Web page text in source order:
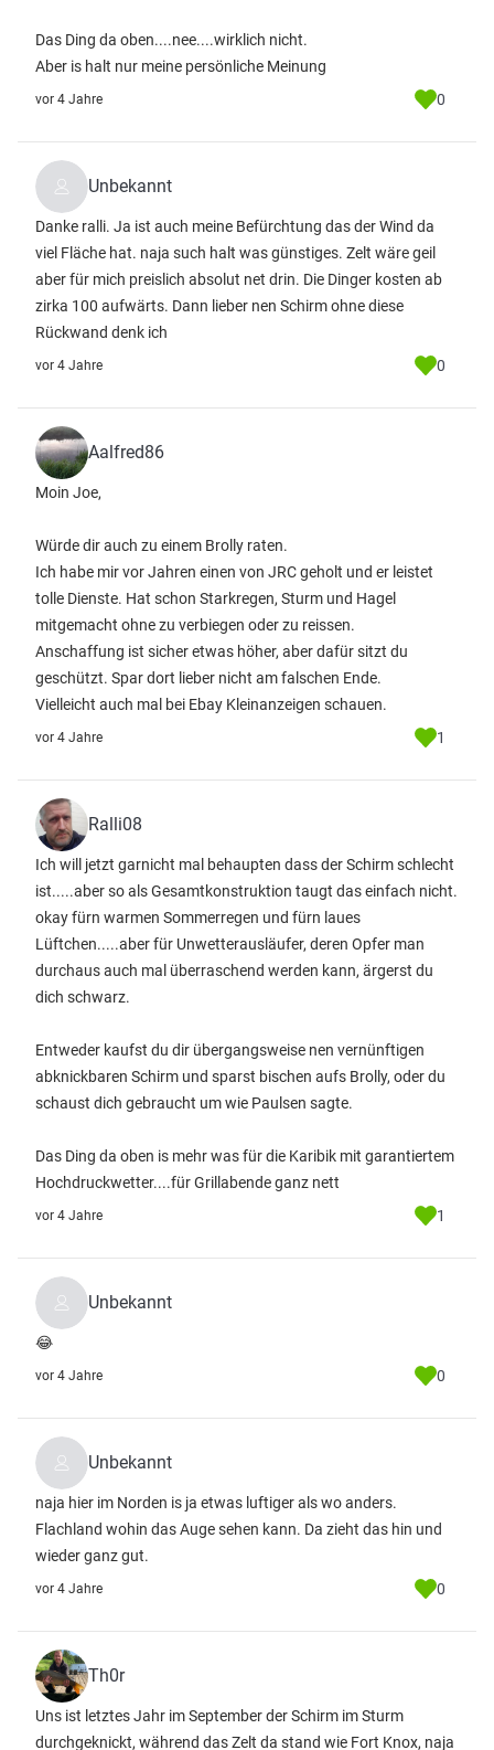
Das Ding da oben....nee....wirklich nicht.
Aber is halt nur meine persönliche Meinung
vor 4 Jahre 0
Unbekannt
Danke ralli. Ja ist auch meine Befürchtung das der Wind da
viel Fläche hat. naja such halt was günstiges. Zelt wäre geil
aber für mich preislich absolut net drin. Die Dinger kosten ab
zirka 100 aufwärts. Dann lieber nen Schirm ohne diese
Rückwand denk ich
vor 4 Jahre 0
Aalfred86
Moin Joe,
Würde dir auch zu einem Brolly raten.
Ich habe mir vor Jahren einen von JRC geholt und er leistet
tolle Dienste. Hat schon Starkregen, Sturm und Hagel
mitgemacht ohne zu verbiegen oder zu reissen.
Anschaffung ist sicher etwas höher, aber dafür sitzt du
geschützt. Spar dort lieber nicht am falschen Ende.
Vielleicht auch mal bei Ebay Kleinanzeigen schauen.
vor 4 Jahre 1
Ralli08
Ich will jetzt garnicht mal behaupten dass der Schirm schlecht
ist.....aber so als Gesamtkonstruktion taugt das einfach nicht.
okay fürn warmen Sommerregen und fürn laues
Lüftchen.....aber für Unwetterausläufer, deren Opfer man
durchaus auch mal überraschend werden kann, ärgerst du
dich schwarz.
Entweder kaufst du dir übergangsweise nen vernünftigen
abknickbaren Schirm und sparst bischen aufs Brolly, oder du
schaust dich gebraucht um wie Paulsen sagte.
Das Ding da oben is mehr was für die Karibik mit garantiertem
Hochdruckwetter....für Grillabende ganz nett
vor 4 Jahre 1
Unbekannt
😂
vor 4 Jahre 0
Unbekannt
naja hier im Norden is ja etwas luftiger als wo anders.
Flachland wohin das Auge sehen kann. Da zieht das hin und
wieder ganz gut.
vor 4 Jahre 0
Th0r
Uns ist letztes Jahr im September der Schirm im Sturm
durchgeknickt, während das Zelt da stand wie Fort Knox, naja